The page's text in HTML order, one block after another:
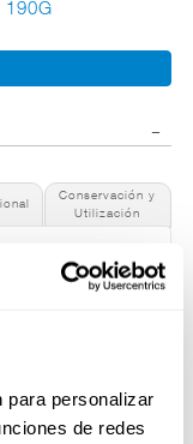
para personalizar
de redes
190G
Conservación y
Utilización
de Llobregat